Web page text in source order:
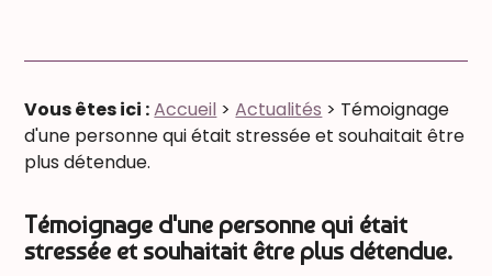
Vous êtes ici :Accueil >Actualités > Témoignage
d'une personne qui était stressée et souhaitait être
plus détendue.
Témoignage d'une personne qui était
stressée et souhaitait être plus détendue.